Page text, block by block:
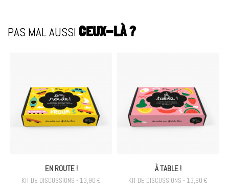
PAS MAL AUSSI CEUX-LÀ ?
EN ROUTE !
KIT DE DISCUSSIONS - 13,90 €
À TABLE !
KIT DE DISCUSSIONS - 13,90 €